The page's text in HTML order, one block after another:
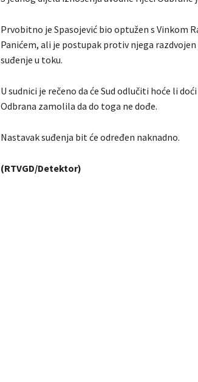
Prvobitno je Spasojević bio optužen s Vinkom
Panićem, ali je postupak protiv njega
suđenje u toku.
U sudnici je rečeno da će Sud odlučiti hoće li
Odbrana zamolila da do toga ne dođe.
Nastavak suđenja bit će određen naknadno.
(RTVGD/Detektor)